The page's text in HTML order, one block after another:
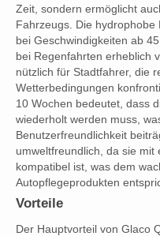
Zeit, sondern ermöglicht
Fahrzeugs. Die
bei Geschwindigkeiten ab
bei Regenfahrten erheblich
nützlich für Stadtfahrer, die
Wetterbedingungen
10 Wochen bedeutet, dass
wiederholt werden muss,
Benutzerfreundlichkeit
umweltfreundlich, da sie
kompatibel ist, was dem
Autopflegeprodukten
Vorteile
Der Hauptvorteil von Glaco